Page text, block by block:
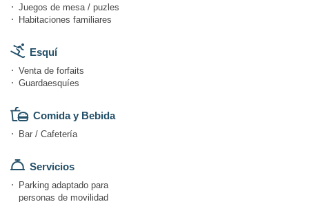
Juegos de mesa / puzles
Habitaciones familiares
Esquí
Venta de forfaits
Guardaesquíes
Comida y Bebida
Bar / Cafetería
Servicios
Parking adaptado para
personas de movilidad